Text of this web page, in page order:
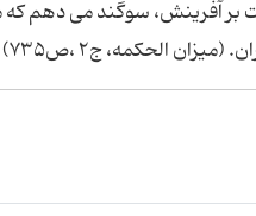
بر آفرینش، سوگند می دهم که
الحکمه، ج۲ ،ص۷۳۵)